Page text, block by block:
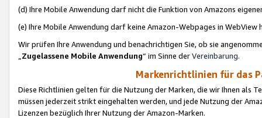
(d) Ihre Mobile Anwendung darf nicht die Funktion von Amazons
(e) Ihre Mobile Anwendung darf keine Amazon-Webpages in WebView
Wir prüfen Ihre Anwendung und benachrichtigen Sie, ob sie
„Zugelassene Mobile Anwendung“ im Sinne derVereinbarung.
Markenrichtlinien für das
Diese Richtlinien gelten für die Nutzung der Marken, die wir Ihnen als
müssen jederzeit strikt eingehalten werden, und jede Nutzung der
Lizenzen bezüglich Ihrer Nutzung der Amazon-Marken.